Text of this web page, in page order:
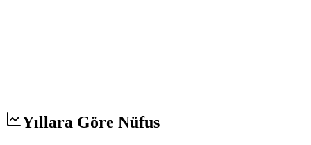
Yıllara Göre Nüfus